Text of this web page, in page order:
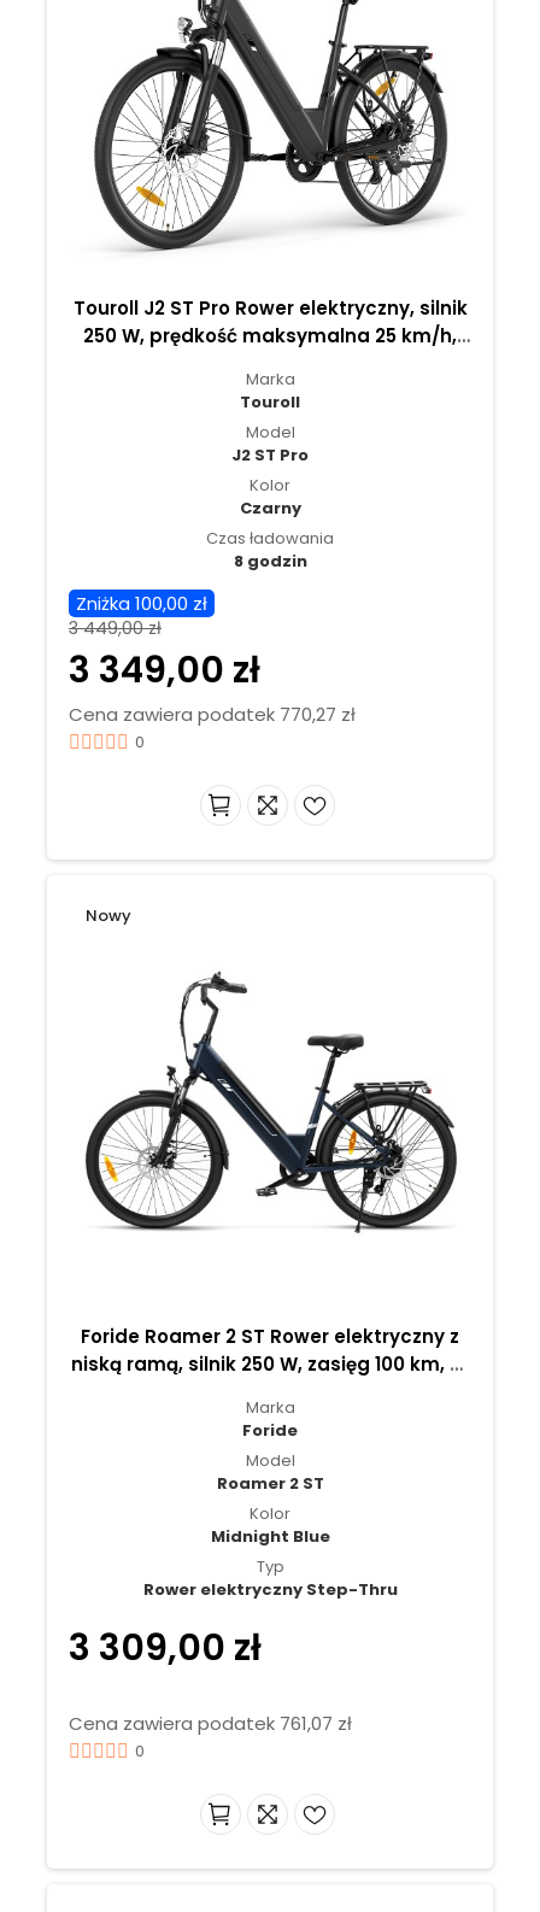
Touroll J2 ST Pro Rower elektryczny, silnik
250 W, prędkość maksymalna 25 km/h,
Marka
Touroll
Model
J2 ST Pro
Kolor
Czarny
Czas ładowania
8 godzin
Zniżka 100,00 zł
3 449,00 zł
3 349,00 zł
Cena zawiera podatek 770,27 zł
0
Nowy
Foride Roamer 2 ST Rower elektryczny z
niską ramą, silnik 250 W, zasięg 100 km, 7-
Marka
Foride
Model
Roamer 2 ST
Kolor
Midnight Blue
Typ
Rower elektryczny Step-Thru
3 309,00 zł
Cena zawiera podatek 761,07 zł
0